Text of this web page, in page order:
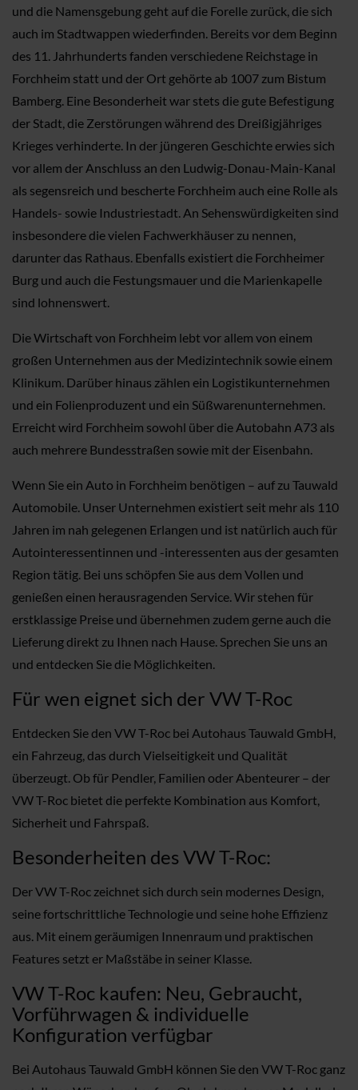
und die Namensgebung geht auf die Forelle zurück, die sich
auch im Stadtwappen wiederfinden. Bereits vor dem Beginn
des 11. Jahrhunderts fanden verschiedene Reichstage in
Forchheim statt und der Ort gehörte ab 1007 zum Bistum
Bamberg. Eine Besonderheit war stets die gute Befestigung
der Stadt, die Zerstörungen während des Dreißigjähriges
Krieges verhinderte. In der jüngeren Geschichte erwies sich
vor allem der Anschluss an den Ludwig-Donau-Main-Kanal
als segensreich und bescherte Forchheim auch eine Rolle als
Handels- sowie Industriestadt. An Sehenswürdigkeiten sind
insbesondere die vielen Fachwerkhäuser zu nennen,
darunter das Rathaus. Ebenfalls existiert die Forchheimer
Burg und auch die Festungsmauer und die Marienkapelle
sind lohnenswert.
Die Wirtschaft von Forchheim lebt vor allem von einem
großen Unternehmen aus der Medizintechnik sowie einem
Klinikum. Darüber hinaus zählen ein Logistikunternehmen
und ein Folienproduzent und ein Süßwarenunternehmen.
Erreicht wird Forchheim sowohl über die Autobahn A73 als
auch mehrere Bundesstraßen sowie mit der Eisenbahn.
Wenn Sie ein Auto in Forchheim benötigen – auf zu Tauwald
Automobile. Unser Unternehmen existiert seit mehr als 110
Jahren im nah gelegenen Erlangen und ist natürlich auch für
Autointeressentinnen und -interessenten aus der gesamten
Region tätig. Bei uns schöpfen Sie aus dem Vollen und
genießen einen herausragenden Service. Wir stehen für
erstklassige Preise und übernehmen zudem gerne auch die
Lieferung direkt zu Ihnen nach Hause. Sprechen Sie uns an
und entdecken Sie die Möglichkeiten.
Für wen eignet sich der VW T-Roc
Entdecken Sie den VW T-Roc bei Autohaus Tauwald GmbH,
ein Fahrzeug, das durch Vielseitigkeit und Qualität
überzeugt. Ob für Pendler, Familien oder Abenteurer – der
VW T-Roc bietet die perfekte Kombination aus Komfort,
Sicherheit und Fahrspaß.
Besonderheiten des VW T-Roc:
Der VW T-Roc zeichnet sich durch sein modernes Design,
seine fortschrittliche Technologie und seine hohe Effizienz
aus. Mit einem geräumigen Innenraum und praktischen
Features setzt er Maßstäbe in seiner Klasse.
VW T-Roc kaufen: Neu, Gebraucht,
Vorführwagen & individuelle
Konfiguration verfügbar
Bei Autohaus Tauwald GmbH können Sie den VW T-Roc ganz